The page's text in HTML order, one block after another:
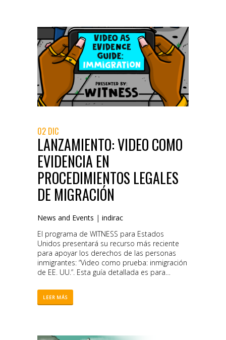
02 DIC
LANZAMIENTO: VIDEO COMO
EVIDENCIA EN
PROCEDIMIENTOS LEGALES
DE MIGRACIÓN
News and Events | indirac
El programa de WITNESS para Estados
Unidos presentará su recurso más reciente
para apoyar los derechos de las personas
inmigrantes: “Video como prueba: inmigración
de EE. UU.”. Esta guía detallada es para
comunidad que buscan utilizar videos de
testigos presenciales como evidencia en
LEER MÁS